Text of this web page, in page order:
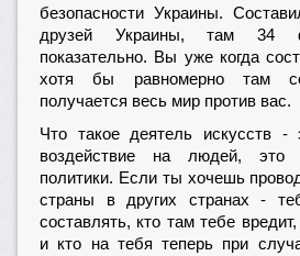
безопасности Украины.
друзей Украины, там 34
показательно. Вы уже когда
хотя бы равномерно там
получается весь мир против вас.
Что такое деятель искусств -
воздействие на людей, это
политики. Если ты хочешь
страны в других странах -
составлять, кто там тебе
и кто на тебя теперь при